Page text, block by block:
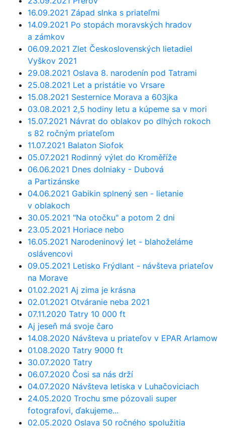
16.09.2021 Západ slnka s priateľmi
14.09.2021 Po stopách moravských hradov
a zámkov
06.09.2021 Zlet Československých lietadiel
Vyškov 2021
29.08.2021 Oslava 8. narodenín pod Tatrami
25.08.2021 Let a pristátie vo Vrsare
15.08.2021 Sesternice Morava a 603jka
03.08.2021 2,5 hodiny letu a kúpeme sa v mori
15.07.2021 Návrat do oblakov po dlhých rokoch
s 82 ročným priateľom
11.07.2021 Balaton Siofok
05.07.2021 Rodinný výlet do Kroměříže
06.06.2021 Dnes dolniaky - Dubová
a Partizánske
04.06.2021 Gabikin splnený sen - lietanie
v oblakoch
30.05.2021 "Na otočku" a potom 2 dni
23.05.2021 Horiace nebo
16.05.2021 Narodeninový let - blahoželáme
oslávencovi
09.05.2021 Letisko Frýdlant - návšteva priateľov
na Morave
01.02.2021 Aj zima je krásna
02.01.2021 Otváranie neba 2021
07.11.2020 Tatry 10 000 ft
Aj jeseň má svoje čaro
14.08.2020 Návšteva u priateľov v EPAR Arlamow
01.08.2020 Tatry 9000 ft
30.07.2020 Tatry
06.07.2020 Čosi sa nás drží
04.07.2020 Návšteva letiska v Luhačoviciach
24.05.2020 Trochu sme pózovali super
fotografovi, ďakujeme...
02.05.2020 Oslava 50 ročného spolužitia